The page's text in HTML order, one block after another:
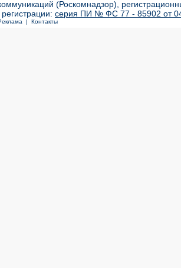
(Роскомнадзор),
серия ПИ № ФС 77 - 85902 от 04
| Контакты